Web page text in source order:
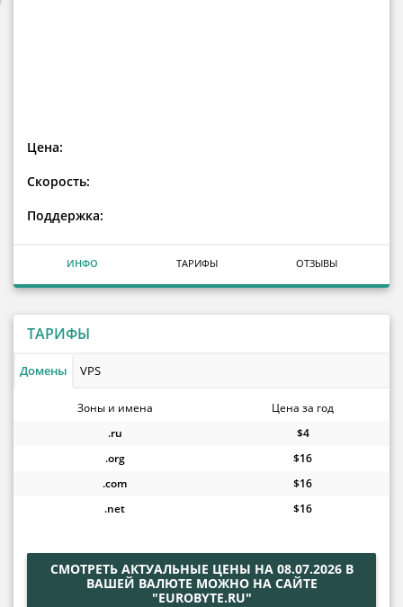
Цена:
Скорость:
Поддержка:
ИНФО ТАРИФЫ ОТЗЫВЫ
ТАРИФЫ
Домены VPS
Зоны и имена
Цена за год
.ru
$4
.org
$16
.com
$16
.net
$16
СМОТРЕТЬ АКТУАЛЬНЫЕ ЦЕНЫ НА 08.07.2026 В
ВАШЕЙ ВАЛЮТЕ МОЖНО НА САЙТЕ
"EUROBYTE.RU"